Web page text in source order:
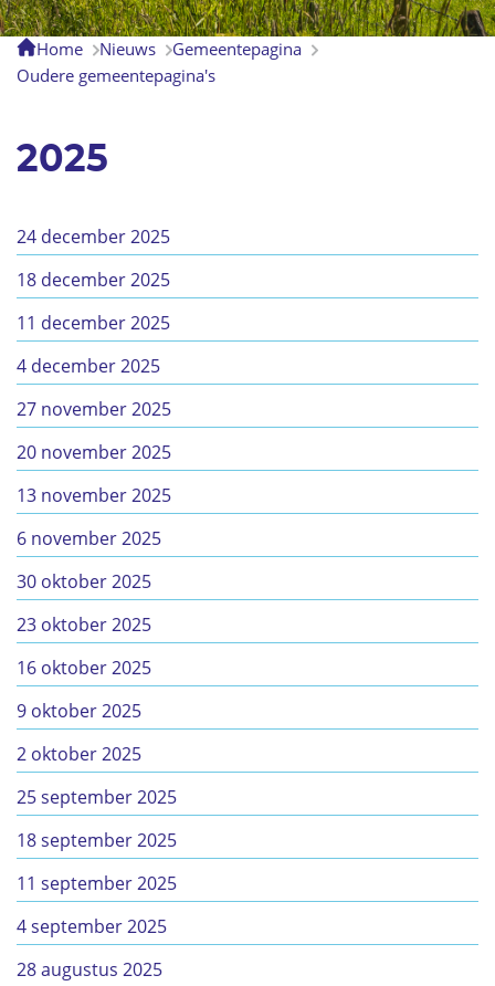
Home Nieuws
Gemeentepagina
Oudere gemeentepagina's
2025
24 december 2025
18 december 2025
11 december 2025
4 december 2025
27 november 2025
20 november 2025
13 november 2025
6 november 2025
30 oktober 2025
23 oktober 2025
16 oktober 2025
9 oktober 2025
2 oktober 2025
25 september 2025
18 september 2025
11 september 2025
4 september 2025
28 augustus 2025